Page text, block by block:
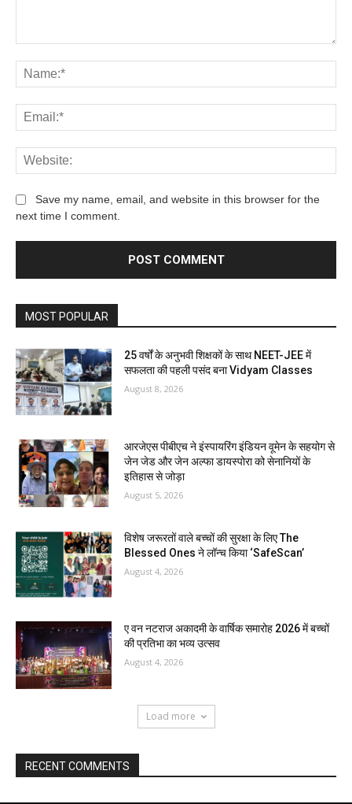
Save my name, email, and website in this browser for the
next time I comment.
MOST POPULAR
25 वर्षों के अनुभवी शिक्षकों के साथ NEET-JEE में
सफलता की पहली पसंद बना Vidyam Classes
August 8, 2026
आरजेएस पीबीएच ने इंस्पायरिंग इंडियन वूमेन के सहयोग से
जेन जेड और जेन अल्फा डायस्पोरा को सेनानियों के
इतिहास से जोड़ा
August 5, 2026
विशेष जरूरतों वाले बच्चों की सुरक्षा के लिए The
Blessed Ones ने लॉन्च किया ‘SafeScan’
August 4, 2026
ए वन नटराज अकादमी के वार्षिक समारोह 2026 में बच्चों
की प्रतिभा का भव्य उत्सव
August 4, 2026
Load more
RECENT COMMENTS